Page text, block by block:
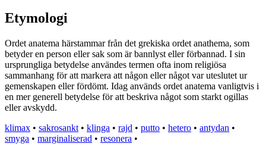
Etymologi
Ordet anatema härstammar från det grekiska ordet anathema, som
betyder en person eller sak som är bannlyst eller förbannad. I sin
ursprungliga betydelse användes termen ofta inom religiösa
sammanhang för att markera att någon eller något var uteslutet ur
gemenskapen eller fördömt. Idag används ordet anatema vanligtvis i
en mer generell betydelse för att beskriva något som starkt ogillas
eller avskydd.
klimax • sakrosankt • klinga • rajd • putto • hetero • antydan •
smyga • marginaliserad • resonera •